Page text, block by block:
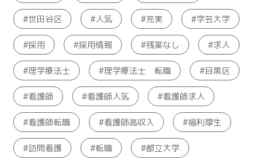
世田谷区 人気 充実 学芸大学
採用 採用情報 残業なし 求人
理学療法士 理学療法士 転職 目黒区
看護師 看護師人気 看護師求人
看護師転職 看護師高収入 福利厚生
訪問看護 転職 都立大学